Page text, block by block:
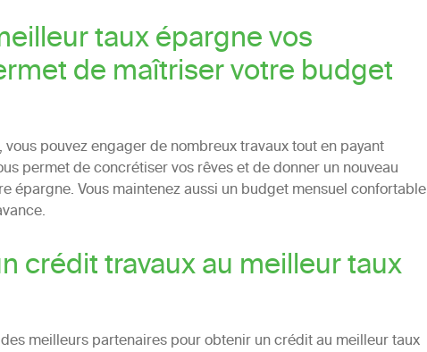
taux épargne vos
de maîtriser votre budget
vous pouvez engager de nombreux travaux tout en payant
permet de concrétiser vos rêves et de donner un nouveau
épargne. Vous maintenez aussi un budget mensuel confortable
crédit travaux au meilleur taux
meilleurs partenaires pour obtenir un crédit au meilleur taux